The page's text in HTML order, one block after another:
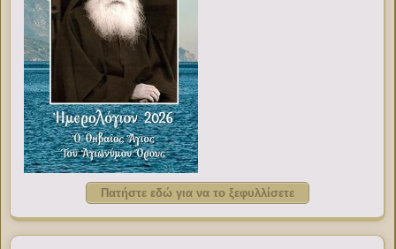
Πατήστε εδώ για να το ξεφυλλίσετε